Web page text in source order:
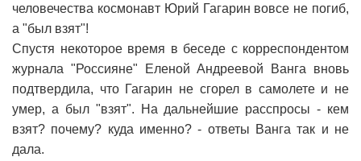
человечества космонавт Юрий Гагарин вовсе не погиб,
а "был взят"!
Спустя некоторое время в беседе с корреспондентом
журнала "Россияне" Еленой Андреевой Ванга вновь
подтвердила, что Гагарин не сгорел в самолете и не
умер, а был "взят". На дальнейшие расспросы - кем
взят? почему? куда именно? - ответы Ванга так и не
дала.